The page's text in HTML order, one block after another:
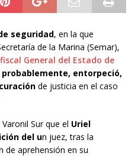
seguridad, en la que
de la Marina (Semar),
General del Estado de
probablemente, entorpeció,
de justicia en el caso
Sur que el Uriel
del un juez, tras la
de aprehensión en su